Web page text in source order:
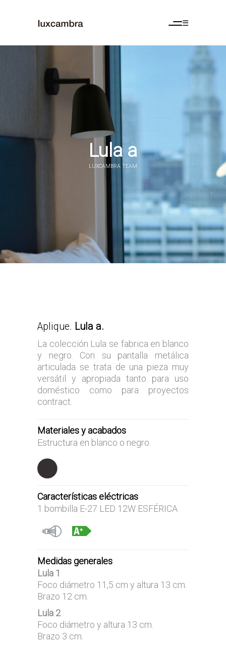
Abrir menú
☰
Lula a
LUXCAMBRA TEAM
Aplique. Lula a.
La colección Lula se fabrica en blanco
y negro. Con su pantalla metálica
articulada se trata de una pieza muy
versátil y apropiada tanto para uso
doméstico como para proyectos
contract.
Materiales y acabados
Estructura en blanco o negro.
Características eléctricas
1 bombilla E-27 LED 12W ESFÉRICA
Medidas generales
Lula 1
Foco diámetro 11,5 cm y altura 13 cm.
Brazo 12 cm.
Lula 2
Foco diámetro y altura 13 cm.
Brazo 3 cm.